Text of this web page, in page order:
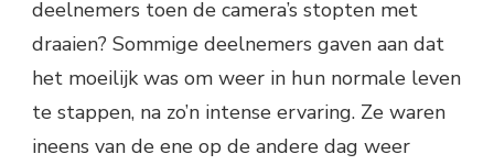
deelnemers toen de camera’s stopten met
draaien? Sommige deelnemers gaven aan dat
het moeilijk was om weer in hun normale leven
te stappen, na zo’n intense ervaring. Ze waren
ineens van de ene op de andere dag weer